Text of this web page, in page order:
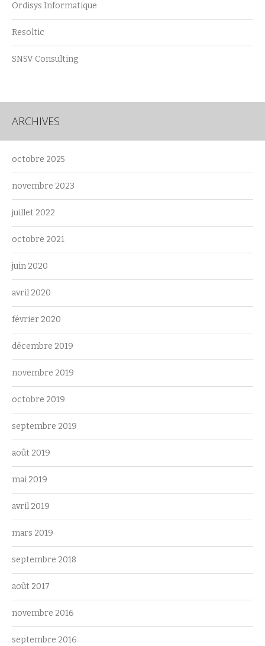
Ordisys Informatique
Resoltic
SNSV Consulting
ARCHIVES
octobre 2025
novembre 2023
juillet 2022
octobre 2021
juin 2020
avril 2020
février 2020
décembre 2019
novembre 2019
octobre 2019
septembre 2019
août 2019
mai 2019
avril 2019
mars 2019
septembre 2018
août 2017
novembre 2016
septembre 2016